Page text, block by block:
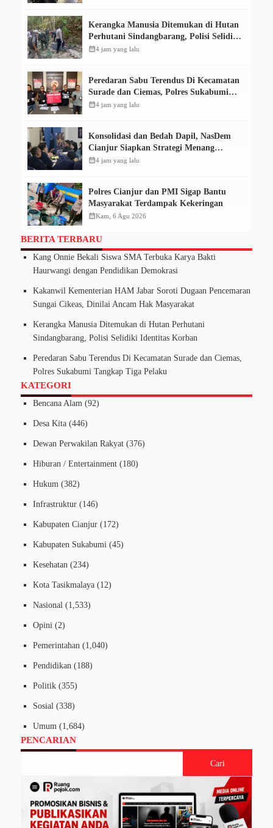
Kerangka Manusia Ditemukan di Hutan
Perhutani Sindangbarang, Polisi Selidiki
Identitas Korban
calendar_month4 jam yang lalu
Peredaran Sabu Terendus Di Kecamatan
Surade dan Ciemas, Polres Sukabumi
Tangkap Tiga Pelaku
calendar_month4 jam yang lalu
Konsolidasi dan Bedah Dapil, NasDem
Cianjur Siapkan Strategi Menang
Pemilu 2029
calendar_month4 jam yang lalu
Polres Cianjur dan PMI Sigap Bantu
Masyarakat Terdampak Kekeringan
calendar_monthKam, 6 Agu 2026
BERITA TERBARU
Kang Onnie Bekali Siswa SMA Terbuka Karya Bakti
Haurwangi dengan Pendidikan Demokrasi
Kakanwil Kementerian HAM Jabar Soroti Dugaan Pencemaran
Sungai Cikeas, Dinilai Ancam Hak Masyarakat
Kerangka Manusia Ditemukan di Hutan Perhutani
Sindangbarang, Polisi Selidiki Identitas Korban
Peredaran Sabu Terendus Di Kecamatan Surade dan Ciemas,
Polres Sukabumi Tangkap Tiga Pelaku
KATEGORI
Bencana Alam (92)
Desa Kita (446)
Dewan Perwakilan Rakyat (376)
Hiburan / Entertainment (180)
Hukum (382)
Infrastruktur (146)
Kabupaten Cianjur (172)
Kabupaten Sukabumi (45)
Kesehatan (234)
Kota Tasikmalaya (12)
Nasional (1,533)
Opini (2)
Pemerintahan (1,040)
Pendidikan (188)
Politik (355)
Sosial (338)
Umum (1,684)
PENCARIAN